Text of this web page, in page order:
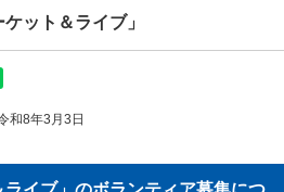
ット＆ライブ」
和8年3月3日